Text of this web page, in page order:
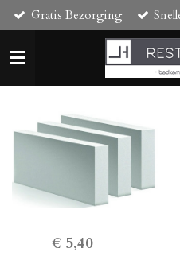
Ga
direct
naar
de
hoofdinhoud
Gratis Bezorging
€ 5,40